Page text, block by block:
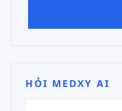
HỎI MEDXY AI